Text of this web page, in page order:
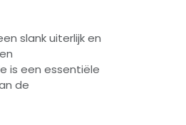
slank uiterlijk en
is een essentiële
de